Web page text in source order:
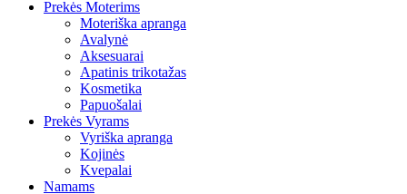
Prekės Moterims
Moteriška apranga
Avalynė
Aksesuarai
Apatinis trikotažas
Kosmetika
Papuošalai
Prekės Vyrams
Vyriška apranga
Kojinės
Kvepalai
Namams